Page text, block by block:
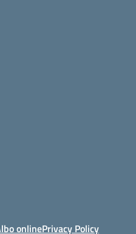
onlinePrivacy Policy